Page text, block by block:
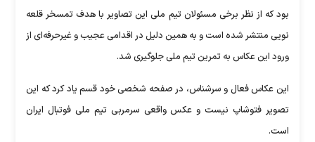
بود که از نظر برخی مسئولان تیم ملی این تصاویر با هدف تمسخر قلعه
نویی منتشر شده است و به همین دلیل در اقدامی عجیب و غیرحرفه‌ای از
ورود این عکاس به تمرین تیم ملی جلوگیری شد.
این عکاس فعال و سرشناس، در صفحه شخصی خود قسم یاد کرد که این
تصویر فتوشاپ نیست و عکس واقعی سرمربی تیم ملی فوتبال ایران
است.